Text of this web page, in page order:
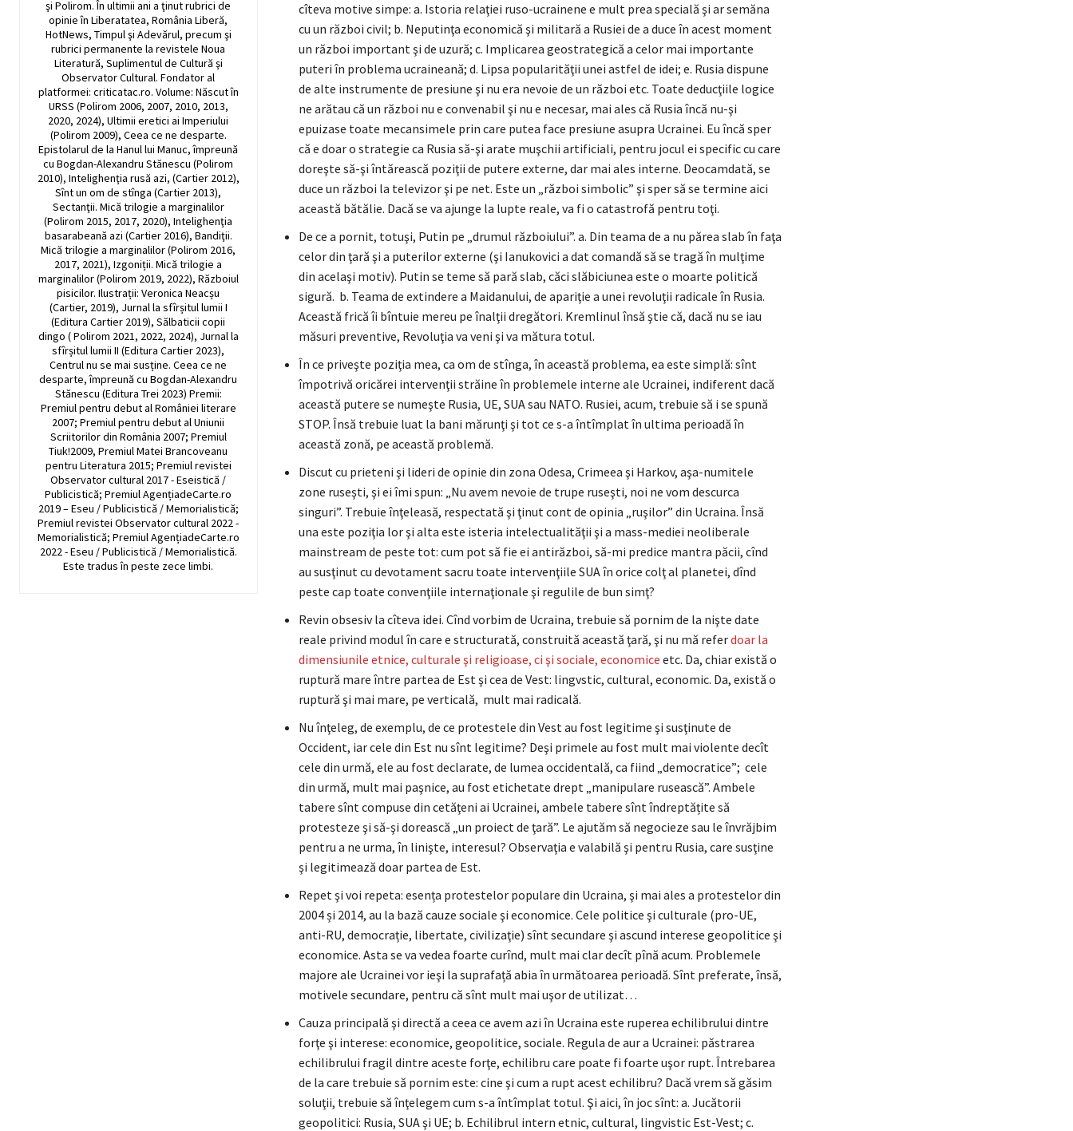
şi Polirom. În ultimii ani a ţinut rubrici de
opinie în Liberatatea, România Liberă,
HotNews, Timpul şi Adevărul, precum şi
rubrici permanente la revistele Noua
Literatură, Suplimentul de Cultură şi
Observator Cultural. Fondator al
platformei: criticatac.ro. Volume: Născut în
URSS (Polirom 2006, 2007, 2010, 2013,
2020, 2024), Ultimii eretici ai Imperiului
(Polirom 2009), Ceea ce ne desparte.
Epistolarul de la Hanul lui Manuc, împreună
cu Bogdan-Alexandru Stănescu (Polirom
2010), Intelighenţia rusă azi, (Cartier 2012),
Sînt un om de stînga (Cartier 2013),
Sectanţii. Mică trilogie a marginalilor
(Polirom 2015, 2017, 2020), Intelighenţia
basarabeană azi (Cartier 2016), Bandiţii.
Mică trilogie a marginalilor (Polirom 2016,
2017, 2021), Izgoniții. Mică trilogie a
marginalilor (Polirom 2019, 2022), Războiul
pisicilor. Ilustrații: Veronica Neacșu
(Cartier, 2019), Jurnal la sfîrșitul lumii I
(Editura Cartier 2019), Sălbaticii copii
dingo ( Polirom 2021, 2022, 2024), Jurnal la
sfîrșitul lumii II (Editura Cartier 2023),
Centrul nu se mai susține. Ceea ce ne
desparte, împreună cu Bogdan-Alexandru
Stănescu (Editura Trei 2023) Premii:
Premiul pentru debut al României literare
2007; Premiul pentru debut al Uniunii
Scriitorilor din România 2007; Premiul
Tiuk!2009, Premiul Matei Brancoveanu
pentru Literatura 2015; Premiul revistei
Observator cultural 2017 - Eseistică /
Publicistică; Premiul AgențiadeCarte.ro
2019 – Eseu / Publicistică / Memorialistică;
Premiul revistei Observator cultural 2022 -
Memorialistică; Premiul AgențiadeCarte.ro
2022 - Eseu / Publicistică / Memorialistică.
Este tradus în peste zece limbi.
cîteva motive simpe: a. Istoria relaţiei ruso-ucrainene e mult prea specială şi ar semăna
cu un război civil; b. Neputinţa economică şi militară a Rusiei de a duce în acest moment
un război important şi de uzură; c. Implicarea geostrategică a celor mai importante
puteri în problema ucraineană; d. Lipsa popularităţii unei astfel de idei; e. Rusia dispune
de alte instrumente de presiune şi nu era nevoie de un război etc. Toate deducţiile logice
ne arătau că un război nu e convenabil şi nu e necesar, mai ales că Rusia încă nu-şi
epuizase toate mecansimele prin care putea face presiune asupra Ucrainei. Eu încă sper
că e doar o strategie ca Rusia să-şi arate muşchii artificiali, pentru jocul ei specific cu care
doreşte să-şi întărească poziţii de putere externe, dar mai ales interne. Deocamdată, se
duce un război la televizor şi pe net. Este un „război simbolic” şi sper să se termine aici
această bătălie. Dacă se va ajunge la lupte reale, va fi o catastrofă pentru toţi.
De ce a pornit, totuşi, Putin pe „drumul războiului”. a. Din teama de a nu părea slab în faţa
celor din ţară şi a puterilor externe (şi Ianukovici a dat comandă să se tragă în mulţime
din acelaşi motiv). Putin se teme să pară slab, căci slăbiciunea este o moarte politică
sigură. b. Teama de extindere a Maidanului, de apariţie a unei revoluţii radicale în Rusia.
Această frică îi bîntuie mereu pe înalţii dregători. Kremlinul însă ştie că, dacă nu se iau
măsuri preventive, Revoluţia va veni şi va mătura totul.
În ce priveşte poziţia mea, ca om de stînga, în această problema, ea este simplă: sînt
împotrivă oricărei intervenţii străine în problemele interne ale Ucrainei, indiferent dacă
această putere se numeşte Rusia, UE, SUA sau NATO. Rusiei, acum, trebuie să i se spună
STOP. Însă trebuie luat la bani mărunţi şi tot ce s-a întîmplat în ultima perioadă în
această zonă, pe această problemă.
Discut cu prieteni şi lideri de opinie din zona Odesa, Crimeea şi Harkov, aşa-numitele
zone ruseşti, şi ei îmi spun: „Nu avem nevoie de trupe ruseşti, noi ne vom descurca
singuri”. Trebuie înţeleasă, respectată şi ţinut cont de opinia „ruşilor” din Ucraina. Însă
una este poziţia lor şi alta este isteria intelectualităţii şi a mass-mediei neoliberale
mainstream de peste tot: cum pot să fie ei antirăzboi, să-mi predice mantra păcii, cînd
au susţinut cu devotament sacru toate intervenţiile SUA în orice colţ al planetei, dînd
peste cap toate convenţiile internaţionale şi regulile de bun simţ?
Revin obsesiv la cîteva idei. Cînd vorbim de Ucraina, trebuie să pornim de la nişte date
reale privind modul în care e structurată, construită această ţară, şi nu mă referdoar la
dimensiunile etnice, culturale şi religioase, ci şi sociale, economice etc. Da, chiar există o
ruptură mare între partea de Est şi cea de Vest: lingvstic, cultural, economic. Da, există o
ruptură şi mai mare, pe verticală, mult mai radicală.
Nu înţeleg, de exemplu, de ce protestele din Vest au fost legitime şi susţinute de
Occident, iar cele din Est nu sînt legitime? Deşi primele au fost mult mai violente decît
cele din urmă, ele au fost declarate, de lumea occidentală, ca fiind „democratice”; cele
din urmă, mult mai paşnice, au fost etichetate drept „manipulare rusească”. Ambele
tabere sînt compuse din cetăţeni ai Ucrainei, ambele tabere sînt îndreptățite să
protesteze şi să-şi dorească „un proiect de ţară”. Le ajutăm să negocieze sau le învrăjbim
pentru a ne urma, în linişte, interesul? Observaţia e valabilă şi pentru Rusia, care susţine
şi legitimează doar partea de Est.
Repet şi voi repeta: esența protestelor populare din Ucraina, şi mai ales a protestelor din
2004 și 2014, au la bază cauze sociale şi economice. Cele politice şi culturale (pro-UE,
anti-RU, democrație, libertate, civilizaţie) sînt secundare şi ascund interese geopolitice şi
economice. Asta se va vedea foarte curînd, mult mai clar decît pînă acum. Problemele
majore ale Ucrainei vor ieşi la suprafață abia în următoarea perioadă. Sînt preferate, însă,
motivele secundare, pentru că sînt mult mai uşor de utilizat…
Cauza principală şi directă a ceea ce avem azi în Ucraina este ruperea echilibrului dintre
forţe şi interese: economice, geopolitice, sociale. Regula de aur a Ucrainei: păstrarea
echilibrului fragil dintre aceste forţe, echilibru care poate fi foarte uşor rupt. Întrebarea
de la care trebuie să pornim este: cine şi cum a rupt acest echilibru? Dacă vrem să găsim
soluţii, trebuie să înţelegem cum s-a întîmplat totul. Şi aici, în joc sînt: a. Jucătorii
geopolitici: Rusia, SUA şi UE; b. Echilibrul intern etnic, cultural, lingvistic Est-Vest; c.